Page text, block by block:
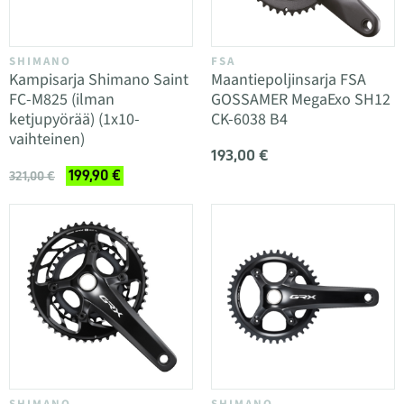
SHIMANO
Kampisarja Shimano Saint
FC-M825 (ilman
ketjupyörää) (1x10-
vaihteinen)
321,00 € 199,90 €
FSA
Maantiepoljinsarja FSA
GOSSAMER MegaExo SH12
CK-6038 B4
193,00 €